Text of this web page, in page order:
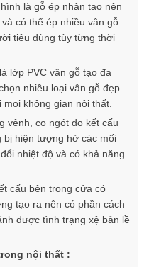
là gỗ ép nhân tạo nên
có thể ép nhiều vân gỗ
tiêu dùng tùy từng thời
lớp PVC vân gỗ tạo đa
nhiều loại vân gỗ đẹp
không gian nội thất.
vênh, co ngót do kết cấu
bị hiện tượng hở các mối
nhiệt độ và có khả năng
cấu bên trong cửa có
tạo ra nên có phần cách
được tình trạng xệ bản lề
nội thất :